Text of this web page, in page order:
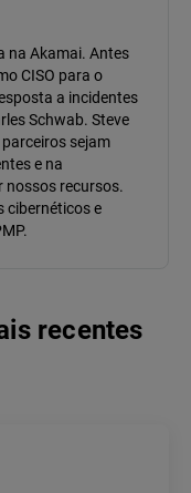
na Akamai. Antes
CISO para o
a incidentes
Schwab. Steve
sejam
e na
nossos recursos.
cibernéticos e
recentes